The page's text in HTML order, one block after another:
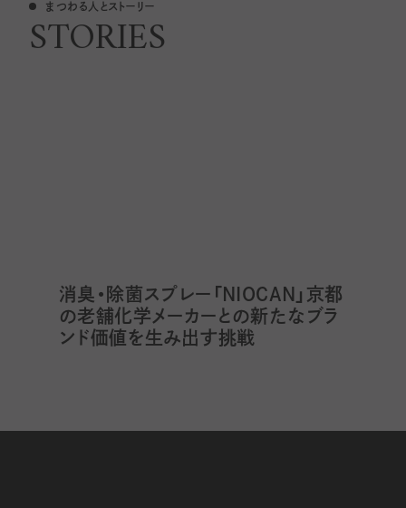
まつわる人とストーリー
STORIES
消臭・除菌スプレー「NIOCAN」京都
の老舗化学メーカーとの新たなブラ
ンド価値を生み出す挑戦